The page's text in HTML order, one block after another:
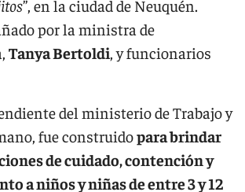
”, en la ciudad de Neuquén.
por la ministra de
Tanya Bertoldi, y funcionarios
del ministerio de Trabajo y
fue construidopara brindar
de cuidado, contención y
a niños y niñas de entre 3 y 12